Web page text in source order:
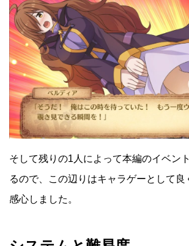
そして残りの1人によって本編のイベン
るので、この辺りはキャラゲーとして良
感心しました。